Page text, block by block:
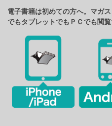
電子書籍は初めての方へ。マガ
でもタブレットでもＰＣでも閲覧